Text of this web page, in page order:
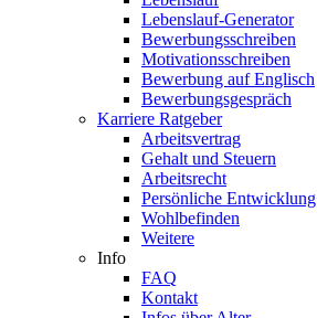
Lebenslauf-Generator
Bewerbungsschreiben
Motivationsschreiben
Bewerbung auf Englisch
Bewerbungsgespräch
Karriere Ratgeber
Arbeitsvertrag
Gehalt und Steuern
Arbeitsrecht
Persönliche Entwicklung
Wohlbefinden
Weitere
Info
FAQ
Kontakt